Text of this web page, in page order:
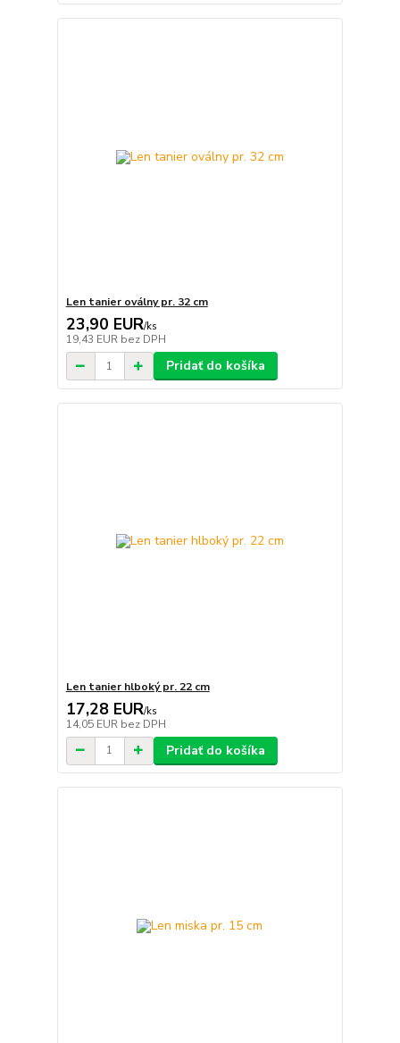
Len tanier oválny pr. 32 cm
23,90 EUR/ks
19,43 EUR bez DPH
Pridať do košíka
Len tanier hlboký pr. 22 cm
17,28 EUR/ks
14,05 EUR bez DPH
Pridať do košíka